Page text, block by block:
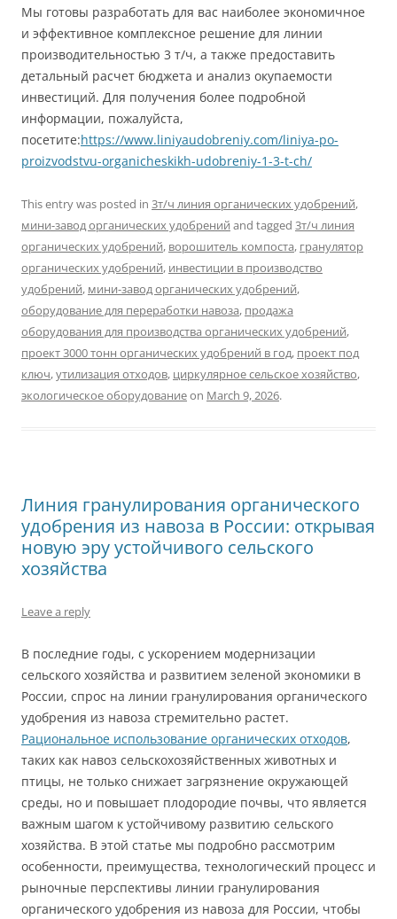
Мы готовы разработать для вас наиболее экономичное
и эффективное комплексное решение для линии
производительностью 3 т/ч, а также предоставить
детальный расчет бюджета и анализ окупаемости
инвестиций. Для получения более подробной
информации, пожалуйста,
посетите:https://www.liniyaudobreniy.com/liniya-po-
proizvodstvu-organicheskikh-udobreniy-1-3-t-ch/
This entry was posted in 3т/ч линия органических удобрений,
мини-завод органических удобрений and tagged 3т/ч линия
органических удобрений, ворошитель компоста, гранулятор
органических удобрений, инвестиции в производство
удобрений, мини-завод органических удобрений,
оборудование для переработки навоза, продажа
оборудования для производства органических удобрений,
проект 3000 тонн органических удобрений в год, проект под
ключ,утилизация отходов, циркулярное сельское хозяйство,
экологическое оборудованиеon March 9, 2026.
Линия гранулирования органического
удобрения из навоза в России: открывая
новую эру устойчивого сельского
хозяйства
Leave a reply
В последние годы, с ускорением модернизации
сельского хозяйства и развитием зеленой экономики в
России, спрос на линии гранулирования органического
удобрения из навоза стремительно растет.
Рациональное использование органических отходов,
таких как навоз сельскохозяйственных животных и
птицы, не только снижает загрязнение окружающей
среды, но и повышает плодородие почвы, что является
важным шагом к устойчивому развитию сельского
хозяйства. В этой статье мы подробно рассмотрим
особенности, преимущества, технологический процесс и
рыночные перспективы линии гранулирования
органического удобрения из навоза для России, чтобы